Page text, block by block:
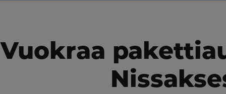
Vuokraa